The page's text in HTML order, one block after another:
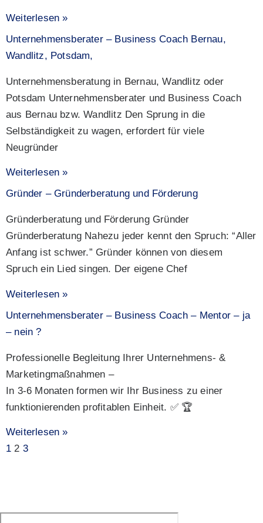
Weiterlesen »
Unternehmensberater – Business Coach Bernau,
Wandlitz, Potsdam,
Unternehmensberatung in Bernau, Wandlitz oder
Potsdam Unternehmensberater und Business Coach
aus Bernau bzw. Wandlitz Den Sprung in die
Selbständigkeit zu wagen, erfordert für viele
Neugründer
Weiterlesen »
Gründer – Gründerberatung und Förderung
Gründerberatung und Förderung Gründer
Gründerberatung Nahezu jeder kennt den Spruch: “Aller
Anfang ist schwer.” Gründer können von diesem
Spruch ein Lied singen. Der eigene Chef
Weiterlesen »
Unternehmensberater – Business Coach – Mentor – ja
– nein ?
Professionelle Begleitung Ihrer Unternehmens- &
Marketingmaßnahmen –
In 3-6 Monaten formen wir Ihr Business zu einer
funktionierenden profitablen Einheit. ✅ 🏆
Weiterlesen »
1 2 3